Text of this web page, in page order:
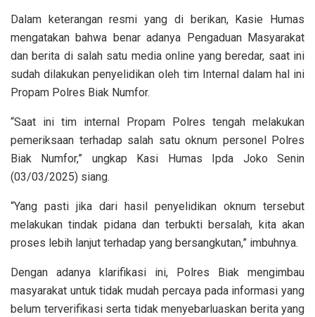
Dalam keterangan resmi yang di berikan, Kasie Humas
mengatakan bahwa benar adanya Pengaduan Masyarakat
dan berita di salah satu media online yang beredar, saat ini
sudah dilakukan penyelidikan oleh tim Internal dalam hal ini
Propam Polres Biak Numfor.
“Saat ini tim internal Propam Polres tengah melakukan
pemeriksaan terhadap salah satu oknum personel Polres
Biak Numfor,” ungkap Kasi Humas Ipda Joko Senin
(03/03/2025) siang.
“Yang pasti jika dari hasil penyelidikan oknum tersebut
melakukan tindak pidana dan terbukti bersalah, kita akan
proses lebih lanjut terhadap yang bersangkutan,” imbuhnya.
Dengan adanya klarifikasi ini, Polres Biak mengimbau
masyarakat untuk tidak mudah percaya pada informasi yang
belum terverifikasi serta tidak menyebarluaskan berita yang